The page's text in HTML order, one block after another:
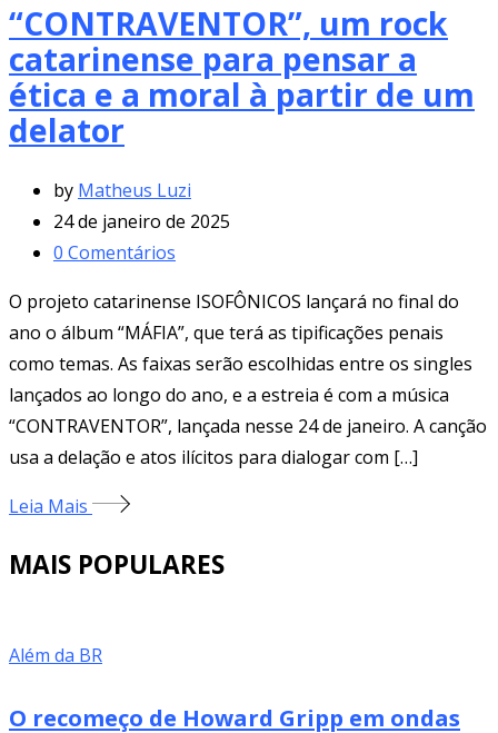
“CONTRAVENTOR”, um rock
catarinense para pensar a
ética e a moral à partir de um
delator
by Matheus Luzi
24 de janeiro de 2025
0 Comentários
O projeto catarinense ISOFÔNICOS lançará no final do
ano o álbum “MÁFIA”, que terá as tipificações penais
como temas. As faixas serão escolhidas entre os singles
lançados ao longo do ano, e a estreia é com a música
“CONTRAVENTOR”, lançada nesse 24 de janeiro. A canção
usa a delação e atos ilícitos para dialogar com […]
Leia Mais
MAIS POPULARES
Além da BR
O recomeço de Howard Gripp em ondas